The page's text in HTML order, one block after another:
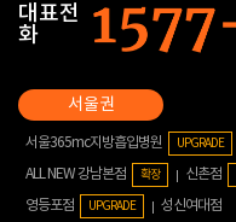
대표전
화
서울365mc지방흡입병원 UPGRADE
ALL NEW 강남본점 확장 신촌점
영등포점
UPGRADE 성신여대점